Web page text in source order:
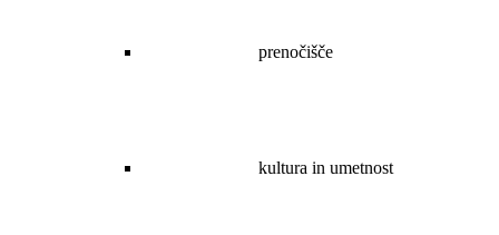
prenočišče
kultura in umetnost